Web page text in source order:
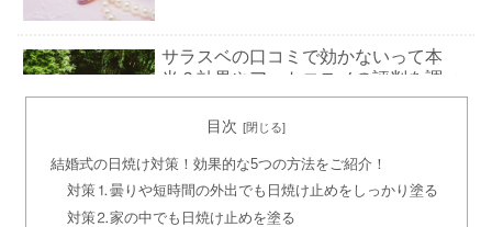
サラスベの口コミで効かないって本
当？効果やアットコスメの評判を調べ
てみた
【丸見え！？】結婚式の脇の黒ずみ対
策8選！脇のケア&処理方法も
目次
結婚式の日焼け対策！効果的な5つの方法をご紹介！
対策⒈曇りや短時間の外出でも日焼け止めをしっかり塗る
対策⒉家の中でも日焼け止めを塗る